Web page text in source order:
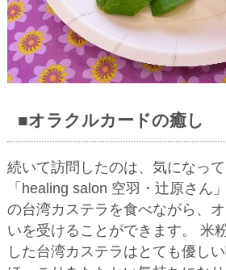
■オラクルカードの癒し
続いて訪問したのは、気になっ
「healing salon 空羽・辻原さん
の台湾カステラを食べながら、
いを受けることができます。 米
した台湾カステラはとても優し